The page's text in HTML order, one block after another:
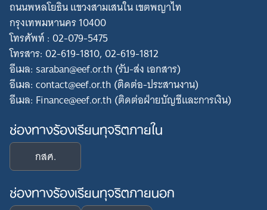
ถนนพหลโยธิน แขวงสามเสนใน เขตพญาไท
กรุงเทพมหานคร 10400
โทรศัพท์ : 02-079-5475
โทรสาร: 02-619-1810, 02-619-1812
อีเมล: saraban@eef.or.th (รับ-ส่ง เอกสาร)
อีเมล: contact@eef.or.th (ติดต่อ-ประสานงาน)
อีเมล: Finance@eef.or.th (ติดต่อฝ่ายบัญชีและการเงิน)
ช่องทางร้องเรียนทุจริตภายใน
กสศ.
ช่องทางร้องเรียนทุจริตภายนอก